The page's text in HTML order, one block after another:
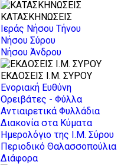
ΚΑΤΑΣΚΗΝΩΣΕΙΣ
Ιεράς Νήσου Τήνου
Νήσου Σύρου
Νήσου Άνδρου
ΕΚΔΟΣΕΙΣ Ι.Μ. ΣΥΡΟΥ
Ενοριακή Ευθύνη
Ορειβάτες - Φύλλα
Αντιαιρετικά Φυλλάδια
Διακονία στα Κύματα
Ημερολόγιο της Ι.Μ. Σύρου
Περιοδικό Θαλασσοπούλια
Διάφορα